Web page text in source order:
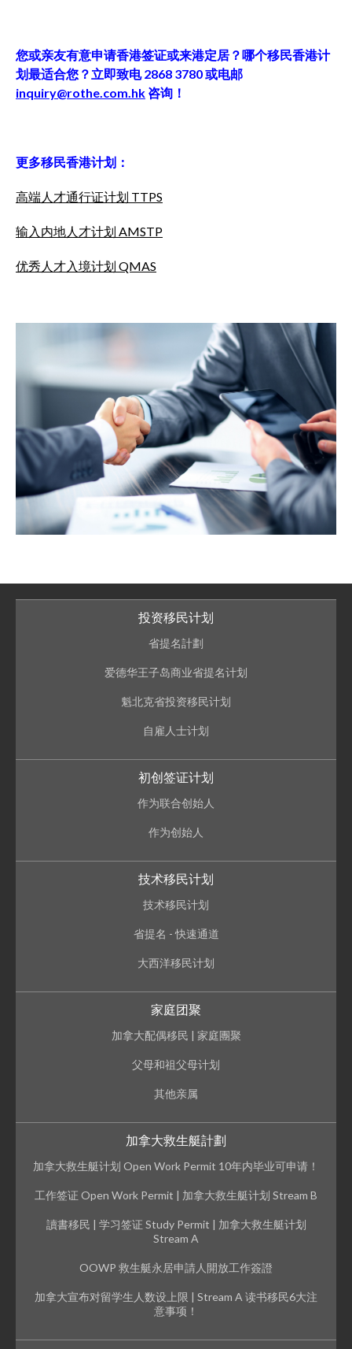
您或亲友有意申请香港签证或来港定居？哪个移民香港计
划最适合您？立即致电 2868 3780 或电邮
inquiry@rothe.com.hk 咨询！
更多移民香港计划：
高端人才通行证计划 TTPS
输入内地人才计划 AMSTP
优秀人才入境计划 QMAS
投资移民计划
省提名計劃
爱德华王子岛商业省提名计划
魁北克省投资移民计划
自雇人士计划
初创签证计划
作为联合创始人
作为创始人
技术移民计划
技术移民计划
省提名 - 快速通道
大西洋移民计划
家庭团聚
加拿大配偶移民 | 家庭團聚
父母和祖父母计划
其他亲属
加拿大救生艇計劃
加拿大救生艇计划 Open Work Permit 10年内毕业可申请！
工作签证 Open Work Permit | 加拿大救生艇计划 Stream B
讀書移民 | 学习签证 Study Permit | 加拿大救生艇计划
Stream A
OOWP 救生艇永居申請人開放工作簽證
加拿大宣布对留学生人数设上限 | Stream A 读书移民6大注
意事项！